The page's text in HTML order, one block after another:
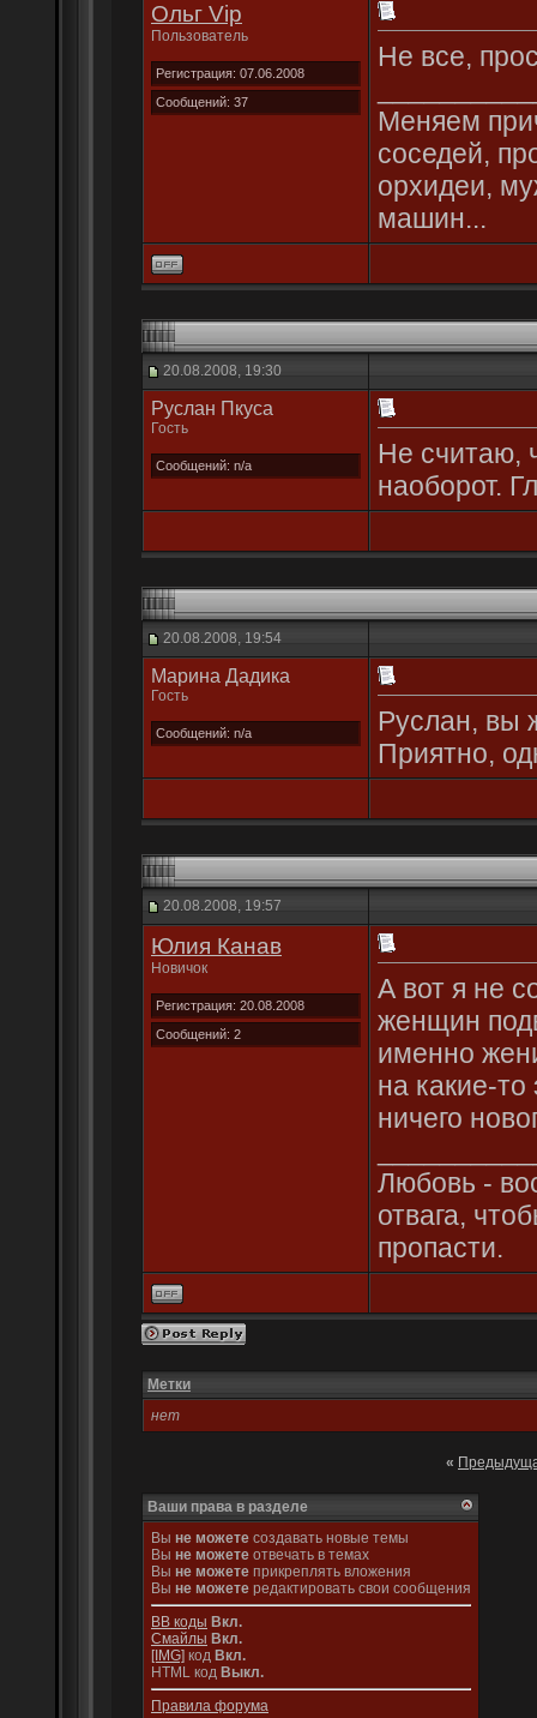
Ольг Vip
Пользователь
Регистрация: 07.06.2008
Сообщений: 37
Не все,
Меняем
соседей,
орхидеи,
машин...
20.08.2008, 19:30
Руслан Пкуса
Гость
Сообщений: n/a
Не считаю,
наоборот.
20.08.2008, 19:54
Марина Дадика
Гость
Сообщений: n/a
Руслан, вы
Приятно,
20.08.2008, 19:57
Юлия Канав
Новичок
Регистрация: 20.08.2008
Сообщений: 2
А вот я не
женщин
именно
на какие-
ничего
Любовь -
отвага,
пропасти.
Метки
нет
«
Ваши права в разделе
Вы не можете создавать новые темы
Вы не можете отвечать в темах
Вы не можете прикреплять вложения
Вы не можете редактировать свои сообщения
BB коды Вкл.
Смайлы Вкл.
[IMG] код Вкл.
HTML код Выкл.
Правила форума